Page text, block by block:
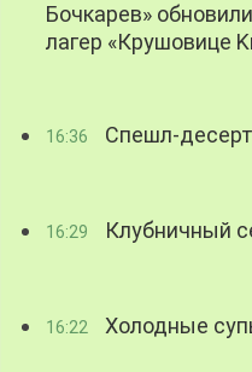
Бочкарев»
лагер «Крушовице
16:36 Спешл-
16:29 Клубничный
16:22 Холодные